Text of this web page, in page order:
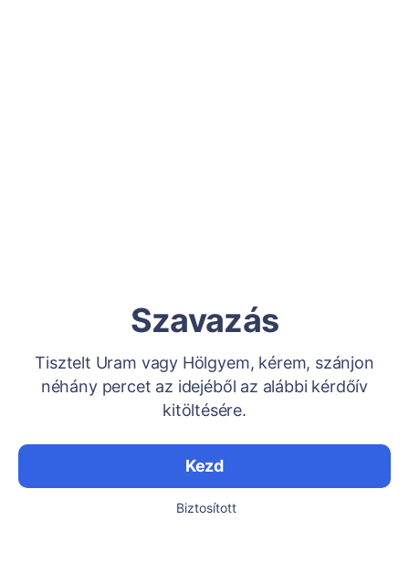
Szavazás
Tisztelt Uram vagy Hölgyem, kérem, szánjon
néhány percet az idejéből az alábbi kérdőív
kitöltésére.
Kezd
Biztosított